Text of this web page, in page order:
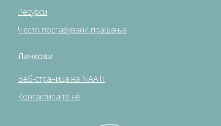
Pесурси
Често поставувани прашања
Линкови
Веб-страница на NAATI
Контактирајте нè